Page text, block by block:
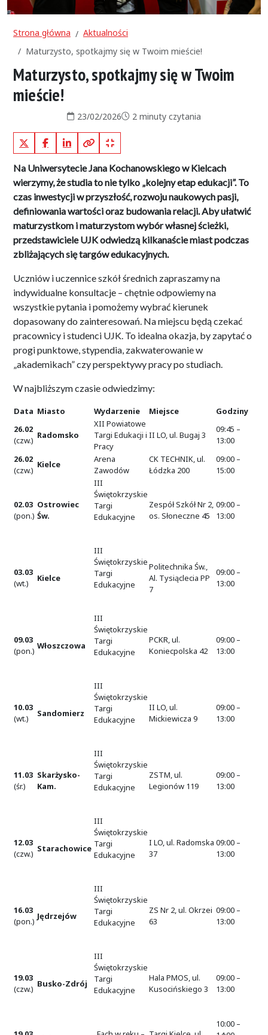
Strona główna
Aktualności
Maturzysto, spotkajmy się w Twoim mieście!
Maturzysto, spotkajmy się w Twoim
mieście!
Data publikacji:
23/02/2026Czas czytania:
2 minuty czytania
X (Twitter)FacebookLinkedInKopiuj pełny link
Kopiuj krótki link
Na Uniwersytecie Jana Kochanowskiego w Kielcach
wierzymy, że studia to nie tylko „kolejny etap edukacji”. To
czas inwestycji w przyszłość, rozwoju naukowych pasji,
definiowania wartości oraz budowania relacji. Aby ułatwić
maturzystkom i maturzystom wybór własnej ścieżki,
przedstawiciele UJK odwiedzą kilkanaście miast podczas
zbliżających się targów edukacyjnych.
Uczniów i uczennice szkół średnich zapraszamy na
indywidualne konsultacje – chętnie odpowiemy na
wszystkie pytania i pomożemy wybrać kierunek
dopasowany do zainteresowań. Na miejscu będą czekać
pracownicy i studenci UJK. To idealna okazja, by zapytać o
progi punktowe, stypendia, zakwaterowanie w
„akademikach” czy perspektywy pracy po studiach.
W najbliższym czasie odwiedzimy:
Data Miasto Wydarzenie Miejsce
Godziny
26.02
(czw.) Radomsko
XII Powiatowe
Targi Edukacji i
Pracy
II LO, ul. Bugaj 3
09:45 –
13:00
26.02
(czw.)
Kielce
Arena
Zawodów
CK TECHNIK, ul.
Łódzka 200
09:00 –
15:00
02.03
(pon.)
Ostrowiec
Św.
III
Świętokrzyskie
Targi
Edukacyjne
Zespół Szkół Nr 2,
os. Słoneczne 45
09:00 –
13:00
03.03
(wt.)
Kielce
III
Świętokrzyskie
Targi
Edukacyjne
Politechnika Św.,
Al. Tysiąclecia PP
7
09:00 –
13:00
09.03
(pon.) Włoszczowa
III
Świętokrzyskie
Targi
Edukacyjne
PCKR, ul.
Koniecpolska 42
09:00 –
13:00
10.03
(wt.)
Sandomierz
III
Świętokrzyskie
Targi
Edukacyjne
II LO, ul.
Mickiewicza 9
09:00 –
13:00
11.03
(śr.)
Skarżysko-
Kam.
III
Świętokrzyskie
Targi
Edukacyjne
ZSTM, ul.
Legionów 119
09:00 –
13:00
12.03
(czw.) Starachowice
III
Świętokrzyskie
Targi
Edukacyjne
I LO, ul. Radomska
37
09:00 –
13:00
16.03
(pon.) Jędrzejów
III
Świętokrzyskie
Targi
Edukacyjne
ZS Nr 2, ul. Okrzei
63
09:00 –
13:00
19.03
(czw.) Busko-Zdrój
III
Świętokrzyskie
Targi
Edukacyjne
Hala PMOS, ul.
Kusocińskiego 3
09:00 –
13:00
10:00 –